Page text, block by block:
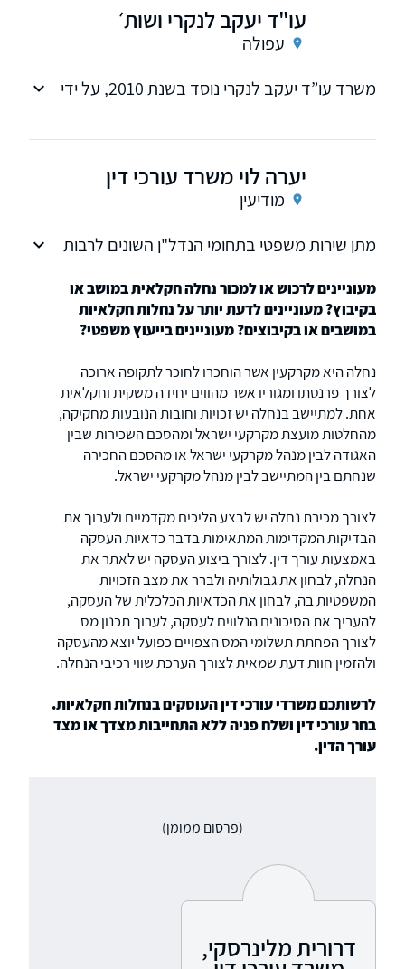
עו"ד יעקב לנקרי ושות׳
עפולה
משרד עו”ד יעקב לנקרי נוסד בשנת 2010, על ידי
יערה לוי משרד עורכי דין
מודיעין
מתן שירות משפטי בתחומי הנדל"ן השונים לרבות
משפטי שוטף לחברות
מעוניינים לרכוש או למכור נחלה חקלאית במושב או
בקיבוץ? מעוניינים לדעת יותר על נחלות חקלאיות
במושבים או בקיבוצים? מעוניינים בייעוץ משפטי?
נחלה היא מקרקעין אשר הוחכרו לחוכר לתקופה ארוכה
לצורך פרנסתו ומגוריו אשר מהווים יחידה משקית וחקלאית
אחת. למתיישב בנחלה יש זכויות וחובות הנובעות מחקיקה,
מהחלטות מועצת מקרקעי ישראל ומהסכם השכירות שבין
האגודה לבין מנהל מקרקעי ישראל או מהסכם החכירה
שנחתם בין המתיישב לבין מנהל מקרקעי ישראל.
לצורך מכירת נחלה יש לבצע הליכים מקדמיים ולערוך את
הבדיקות המקדימות המתאימות בדבר כדאיות העסקה
באמצעות עורך דין. לצורך ביצוע העסקה יש לאתר את
הנחלה, לבחון את גבולותיה ולברר את מצב הזכויות
המשפטיות בה, לבחון את הכדאיות הכלכלית של העסקה,
להעריך את הסיכונים הנלווים לעסקה, לערוך תכנון מס
לצורך הפחתת תשלומי המס הצפויים כפועל יוצא מהעסקה
ולהזמין חוות דעת שמאית לצורך הערכת שווי רכיבי הנחלה.
לרשותכם משרדי עורכי דין העוסקים בנחלות חקלאיות.
בחר עורכי דין ושלח פניה ללא התחייבות מצדך או מצד
עורך הדין.
(פרסום ממומן)
דרורית מלינרסקי,